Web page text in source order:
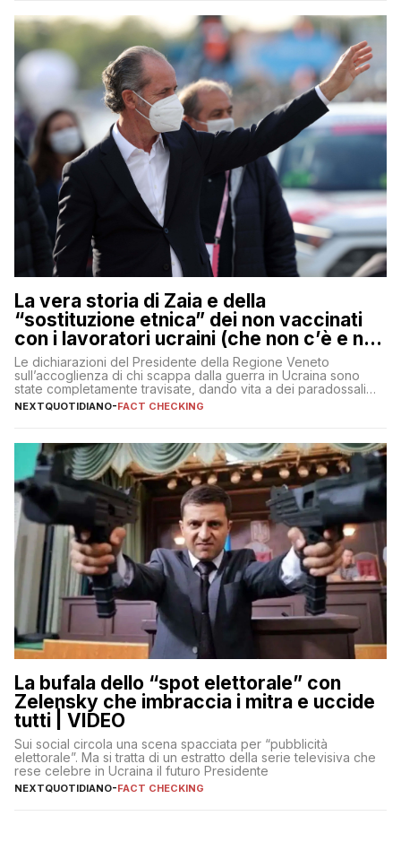
La vera storia di Zaia e della
“sostituzione etnica” dei non vaccinati
con i lavoratori ucraini (che non c’è e non
ci sarà)
Le dichiarazioni del Presidente della Regione Veneto
sull’accoglienza di chi scappa dalla guerra in Ucraina sono
state completamente travisate, dando vita a dei paradossali
falsi che girano sui social
NEXTQUOTIDIANO-FACT CHECKING
La bufala dello “spot elettorale” con
Zelensky che imbraccia i mitra e uccide
tutti | VIDEO
Sui social circola una scena spacciata per “pubblicità
elettorale”. Ma si tratta di un estratto della serie televisiva che
rese celebre in Ucraina il futuro Presidente
NEXTQUOTIDIANO-FACT CHECKING